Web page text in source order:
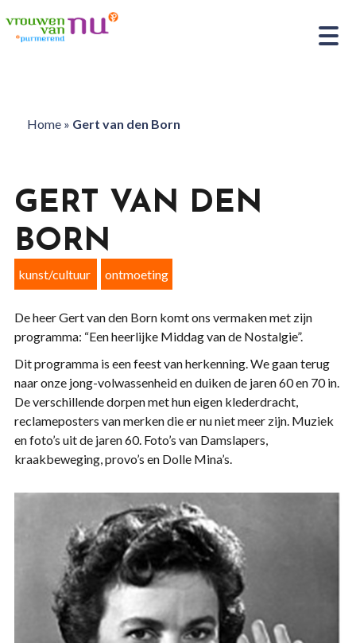
Home» Gert van den Born
GERT VAN DEN
BORN
kunst/cultuur ontmoeting
De heer Gert van den Born komt ons vermaken met zijn
programma: “Een heerlijke Middag van de Nostalgie”.
Dit programma is een feest van herkenning. We gaan terug
naar onze jong-volwassenheid en duiken de jaren 60 en 70 in.
De verschillende dorpen met hun eigen klederdracht,
reclameposters van merken die er nu niet meer zijn. Muziek
en foto’s uit de jaren 60. Foto’s van Damslapers,
kraakbeweging, provo’s en Dolle Mina’s.